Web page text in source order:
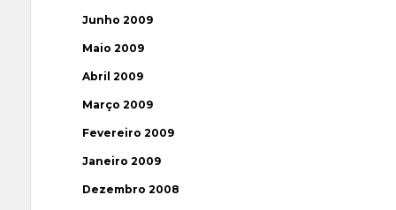
Junho 2009
Maio 2009
Abril 2009
Março 2009
Fevereiro 2009
Janeiro 2009
Dezembro 2008